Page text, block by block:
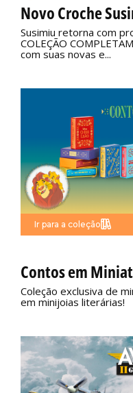
Novo Croche
Susimiu retorna com
COLEÇÃO
com suas novas e...
Ir para a coleção
Contos em
Coleção exclusiva de
em minijoias literárias!